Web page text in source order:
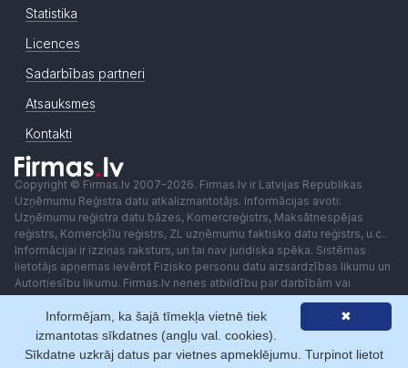
Statistika
Licences
Sadarbības partneri
Atsauksmes
Kontakti
Copyright © Firmas.lv 2007-2026. Firmas.lv ir Latvijas Republikas
Uzņēmumu Reģistra datu atkalizmantotājs. Informācijas avoti:
Uzņēmumu reģistra datu bāzes, Komercreģistrs, Maksātnespējas
reģistrs, Komercķīlu reģistrs, ZL uzņēmumu faktisko datu reģistrs, u.c..
Informācijai ir izziņas raksturs, un tai nav juridiska spēka. Sistēmas
lietotājs apņemas ievērot Fizisko personu datu aizsardzības likumu un
Autortiesību likumu. Firmas.lv nenes atbildību par darbībām vai
lēmumiem, kas balstīti uz saņemto pakalpojumu. Lietotājam aizliegts
izmantot jebkādas automatizētas sistēmas vai iekārtas (robotus)
piekļuvei sistēmai bez rakstiskas saskaņošanas ar Firmas.lv. Galvenā
redaktore: Ingūna Pempere.
Lietošanas noteikumi
Privātuma politika
✖
Informējam, ka šajā tīmekļa vietnē tiek
izmantotas sīkdatnes (angļu val. cookies).
Sīkdatne uzkrāj datus par vietnes apmeklējumu. Turpinot lietot